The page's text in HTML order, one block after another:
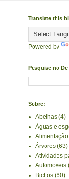
Translate this
Powered by
Pesquise no De
Sobre:
Abelhas (4)
Águas e
Alimentação
Árvores (63)
Atividades
Automóveis
Bichos (60)